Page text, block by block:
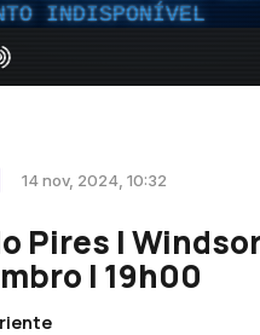
INDISPONÍVEL
14 nov, 2024, 10:32
Pires |
| 19h00